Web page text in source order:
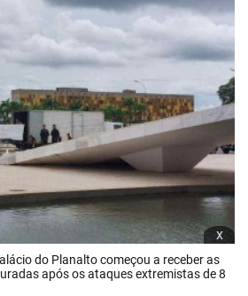
x
do Planalto começou a receber as
após os ataques extremistas de 8